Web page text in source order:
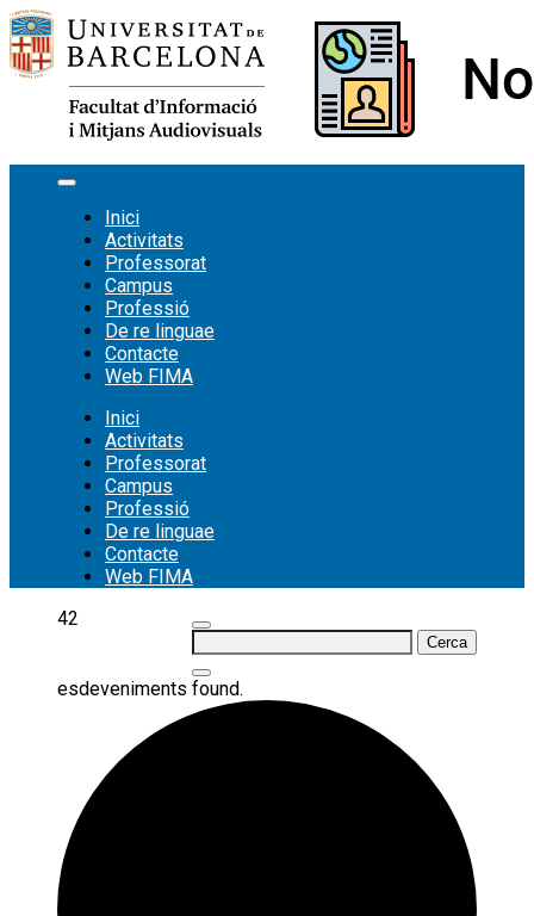
Vés
al
contingut
Inici
Activitats
Professorat
Campus
Professió
De re linguae
Contacte
Web FIMA
Inici
Activitats
Professorat
Campus
Professió
De re linguae
Contacte
Web FIMA
Cerca:
42
esdeveniments found.